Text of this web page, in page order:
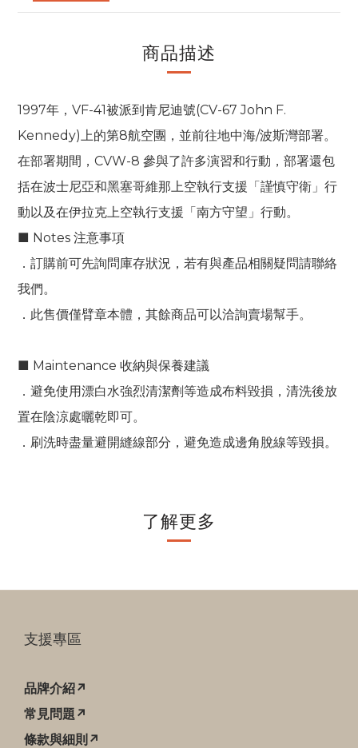
商品描述
1997年，VF-41被派到肯尼迪號(CV-67 John F.
Kennedy)上的第8航空團，並前往地中海/波斯灣部署。
在部署期間，CVW-8 參與了許多演習和行動，部署還包
括在波士尼亞和黑塞哥維那上空執行支援「謹慎守衛」行
動以及在伊拉克上空執行支援「南方守望」行動。
■ Notes 注意事項
．訂購前可先詢問庫存狀況，若有與產品相關疑問請聯絡
我們。
．此售價僅臂章本體，其餘商品可以洽詢賣場幫手。
■ Maintenance 收納與保養建議
．避免使用漂白水強烈清潔劑等造成布料毀損，清洗後放
置在陰涼處曬乾即可。
．刷洗時盡量避開縫線部分，避免造成邊角脫線等毀損。
了解更多
支援專區
品牌介紹↗
常見問題↗
條款與細則↗